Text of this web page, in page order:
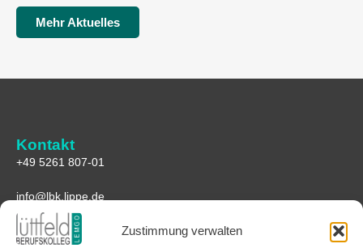
Zustimmung verwalten
Mehr Aktuelles
Kontakt
+49 5261 807-01
info@lbk.lippe.de
Anfahrt